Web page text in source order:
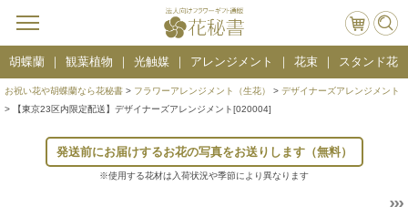
胡蝶蘭 観葉植物 光触媒 アレンジメント 花束 スタンド花
お祝い花や胡蝶蘭なら花秘書 > フラワーアレンジメント（生花） > デザイナーズアレンジメント
> 【東京23区内限定配送】デザイナーズアレンジメント[020004]
発送前にお届けするお花の写真をお送りします（無料）
※使用する花材は入荷状況や季節により異なります